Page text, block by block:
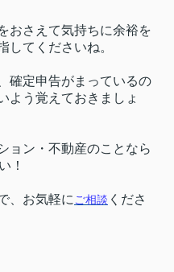
おさえて気持ちに余裕を
してくださいね。
確定申告がまっているの
よう覚えておきましょ
ョン・不動産のことなら
！
、お気軽に ご相談 くださ